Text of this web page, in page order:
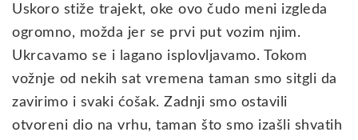
Uskoro stiže trajekt, oke ovo čudo meni izgleda
ogromno, možda jer se prvi put vozim njim.
Ukrcavamo se i lagano isplovljavamo. Tokom
vožnje od nekih sat vremena taman smo sitgli da
zavirimo i svaki ćošak. Zadnji smo ostavili
otvoreni dio na vrhu, taman što smo izašli shvatih